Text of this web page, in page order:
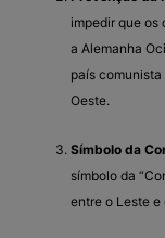
impedir que os
a Alemanha
país
Oeste.
Símbolo da
símbolo da
entre o Leste e